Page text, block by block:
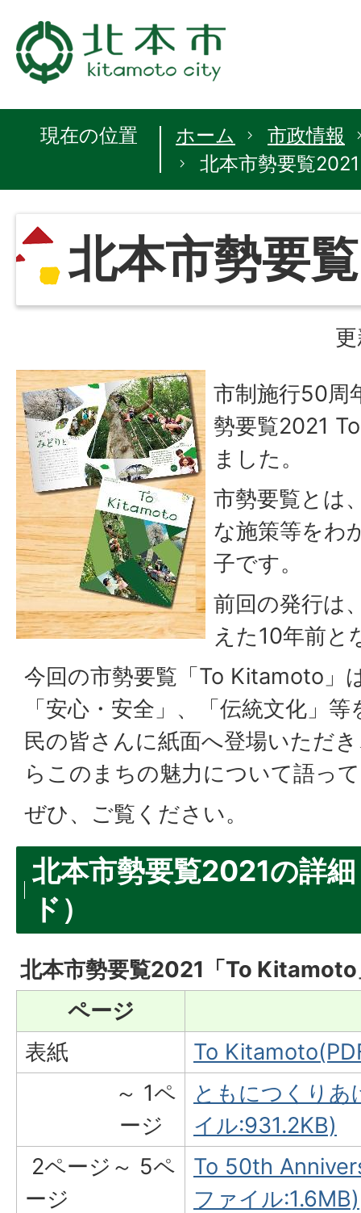
現在の位置 ホーム
市政情報
北本市勢要覧2021
北本市勢要
市制施行50周
勢要覧2021
ました。
市勢要覧とは
な施策等をわ
子です。
前回の発行は
えた10年前と
今回の市勢要覧「To Kitamoto」
「安心・安全」、「伝統文化」
民の皆さんに紙面へ登場いただ
らこのまちの魅力について語っ
ぜひ、ご覧ください。
北本市勢要覧2021の詳
ド）
北本市勢要覧2021「To Kitamoto
ページ
表紙
To
～ 1ペ
ージ
ともにつくりあ
イル:931.2KB)
2ページ～ 5ペ
ージ
To 50th
ファイル:1.6MB)